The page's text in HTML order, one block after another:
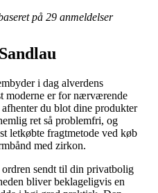
på 29 anmeldelser
i dag alverdens
moderne er for nærværende
du blot dine produkter
ret så problemfri, og
letkøbte fragtmetode ved køb
med zirkon.
sendt til din privatbolig
bliver beklageligvis en